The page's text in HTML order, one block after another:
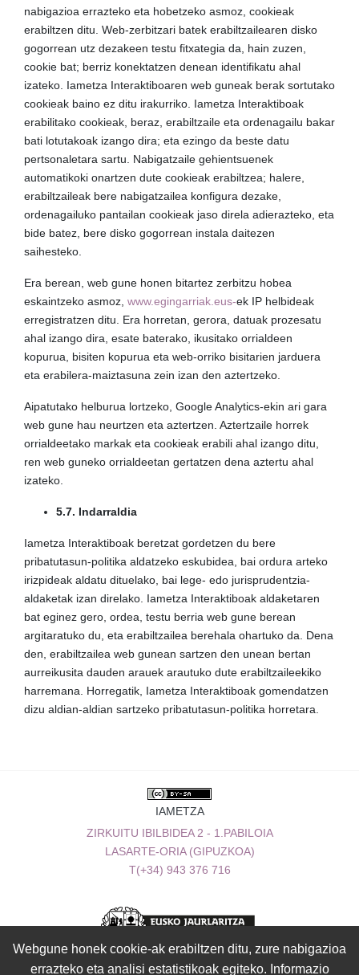
nabigazioa errazteko eta hobetzeko asmoz, cookieak
erabiltzen ditu. Web-zerbitzari batek erabiltzailearen disko
gogorrean utz dezakeen testu fitxategia da, hain zuzen,
cookie bat; berriz konektatzen denean identifikatu ahal
izateko. Iametza Interaktiboaren web guneak berak sortutako
cookieak baino ez ditu irakurriko. Iametza Interaktiboak
erabilitako cookieak, beraz, erabiltzaile eta ordenagailu bakar
bati lotutakoak izango dira; eta ezingo da beste datu
pertsonaletara sartu. Nabigatzaile gehientsuenek
automatikoki onartzen dute cookieak erabiltzea; halere,
erabiltzaileak bere nabigatzailea konfigura dezake,
ordenagailuko pantailan cookieak jaso direla adierazteko, eta
bide batez, bere disko gogorrean instala daitezen
saihesteko.
Era berean, web gune honen bitartez zerbitzu hobea
eskaintzeko asmoz, www.egingarriak.eus-ek IP helbideak
erregistratzen ditu. Era horretan, gerora, datuak prozesatu
ahal izango dira, esate baterako, ikusitako orrialdeen
kopurua, bisiten kopurua eta web-orriko bisitarien jarduera
eta erabilera-maiztasuna zein izan den aztertzeko.
Aipatutako helburua lortzeko, Google Analytics-ekin ari gara
web gune hau neurtzen eta aztertzen. Aztertzaile horrek
orrialdeetako markak eta cookieak erabili ahal izango ditu,
ren web guneko orrialdeetan gertatzen dena aztertu ahal
izateko.
5.7. Indarraldia
Iametza Interaktiboak beretzat gordetzen du bere
pribatutasun-politika aldatzeko eskubidea, bai ordura arteko
irizpideak aldatu dituelako, bai lege- edo jurisprudentzia-
aldaketak izan direlako. Iametza Interaktiboak aldaketaren
bat eginez gero, ordea, testu berria web gune berean
argitaratuko du, eta erabiltzailea berehala ohartuko da. Dena
den, erabiltzailea web gunean sartzen den unean bertan
aurreikusita dauden arauek arautuko dute erabiltzaileekiko
harremana. Horregatik, Iametza Interaktiboak gomendatzen
dizu aldian-aldian sartzeko pribatutasun-politika horretara.
IAMETZA
ZIRKUITU IBILBIDEA 2 - 1.PABILOIA
LASARTE-ORIA (GIPUZKOA)
T(+34) 943 376 716
Webgune honek cookie-ak erabiltzen ditu, zure nabigazioa
errazteko eta analisi estatistikoak egiteko. Informazio